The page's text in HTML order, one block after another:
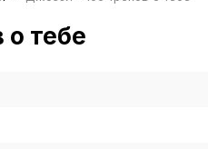
о тебе